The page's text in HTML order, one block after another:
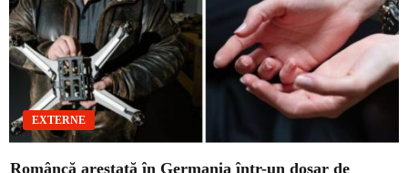
EXTERNE
Româncă arestată în Germania într-un dosar de